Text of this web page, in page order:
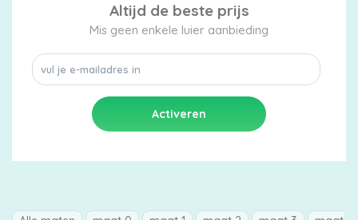
Altijd de beste prijs
Mis geen enkele luier aanbieding